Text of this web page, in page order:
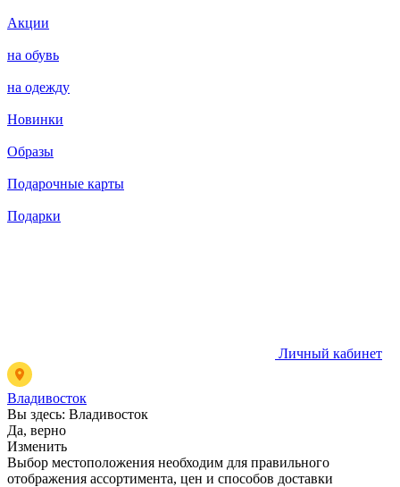
Акции
на обувь
на одежду
Новинки
Образы
Подарочные карты
Подарки
Личный кабинет
Владивосток
Вы здесь: Владивосток
Да, верно
Изменить
Выбор местоположения необходим для правильного
отображения ассортимента, цен и способов доставки